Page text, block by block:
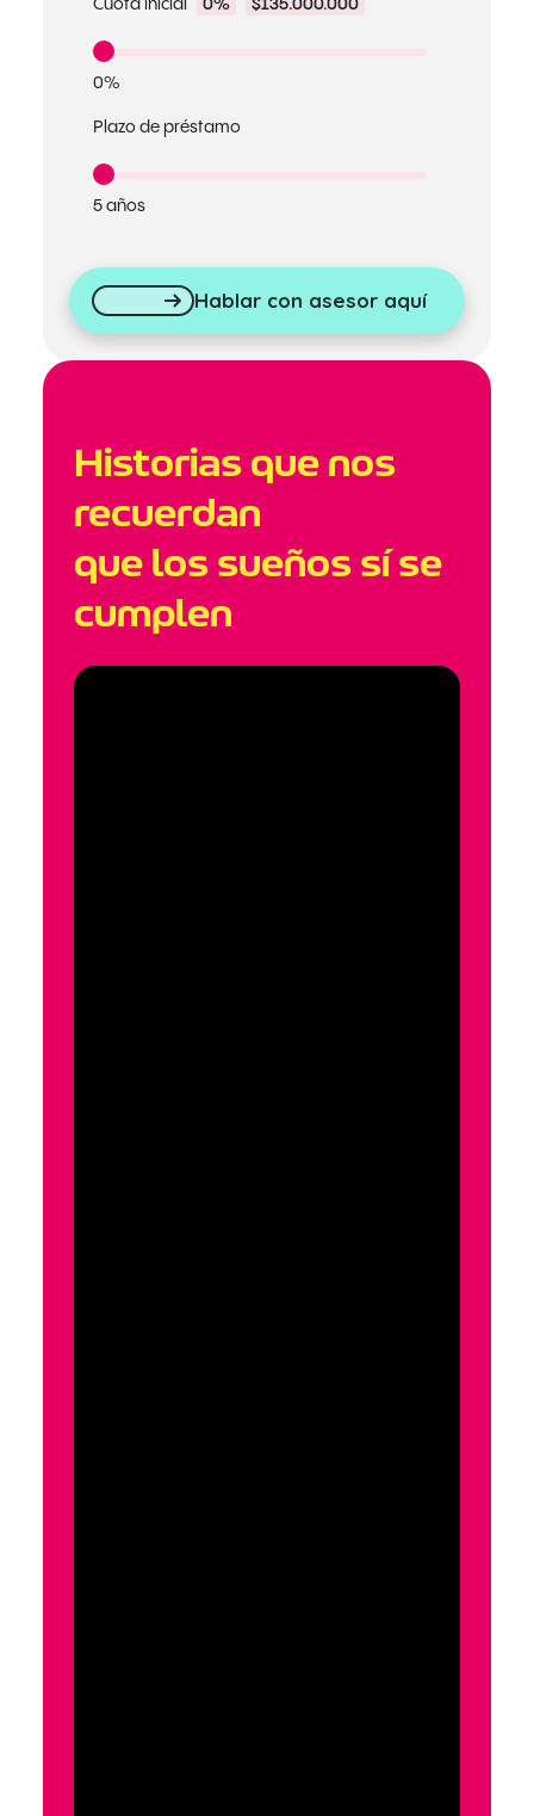
Cuota inicial 0% $135.000.000
0%
Plazo de préstamo
5 años
Hablar con asesor aquí
Historias que nos
recuerdan
que los sueños sí se
cumplen